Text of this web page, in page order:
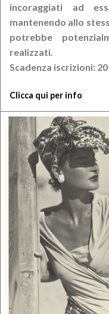
incoraggiati ad
mantenendo allo
potrebbe
realizzati.
Scadenza iscrizioni:
Clicca qui per info